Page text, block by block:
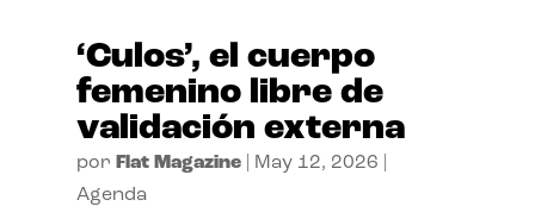
‘Culos’, el cuerpo
femenino libre de
validación externa
por Flat Magazine| May 12, 2026
Agenda